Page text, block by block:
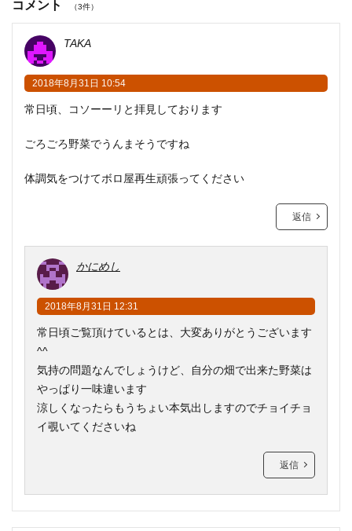
コメント （3件）
TAKA
2018年8月31日 10:54
常日頃、コソーーリと拝見しております
ごろごろ野菜でうんまそうですね
体調気をつけてボロ屋再生頑張ってください
返信
かにめし
2018年8月31日 12:31
常日頃ご覧頂けているとは、大変ありがとうございます
^^
気持の問題なんでしょうけど、自分の畑で出来た野菜は
やっぱり一味違います
涼しくなったらもうちょい本気出しますのでチョイチョ
イ覗いてくださいね
返信